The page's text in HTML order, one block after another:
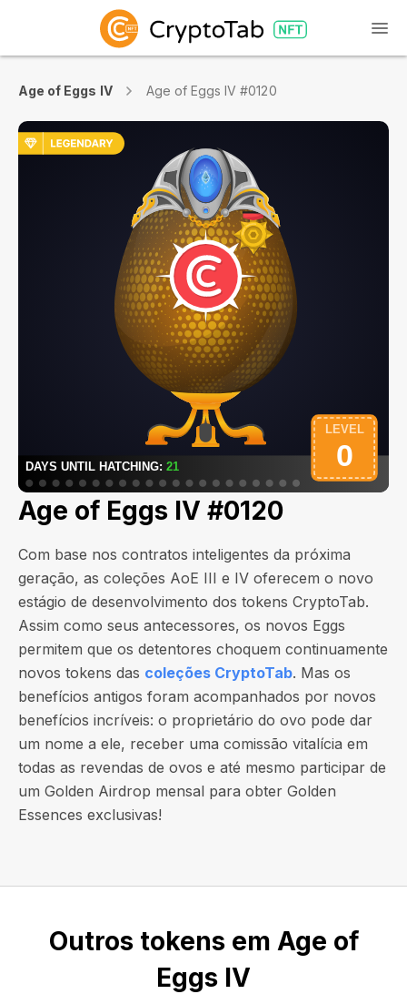
Age of Eggs IV Age of Eggs IV #0120
Age of Eggs IV #0120
Com base nos contratos inteligentes da próxima
geração, as coleções AoE III e IV oferecem o novo
estágio de desenvolvimento dos tokens CryptoTab.
Assim como seus antecessores, os novos Eggs
permitem que os detentores choquem continuamente
novos tokens das coleções CryptoTab. Mas os
benefícios antigos foram acompanhados por novos
benefícios incríveis: o proprietário do ovo pode dar
um nome a ele, receber uma comissão vitalícia em
todas as revendas de ovos e até mesmo participar de
um Golden Airdrop mensal para obter Golden
Essences exclusivas!
Outros tokens em Age of
Eggs IV